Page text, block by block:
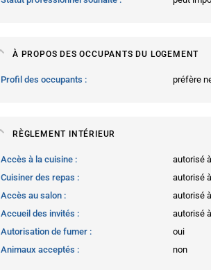
À PROPOS DES OCCUPANTS DU LOGEMENT
Profil des occupants préfère
RÈGLEMENT INTÉRIEUR
Accès à la cuisine
autorisé
Cuisiner des repas
autorisé
Accès au salon
autorisé
Accueil des invités
autorisé
Autorisation de fumer
oui
Animaux acceptés
non